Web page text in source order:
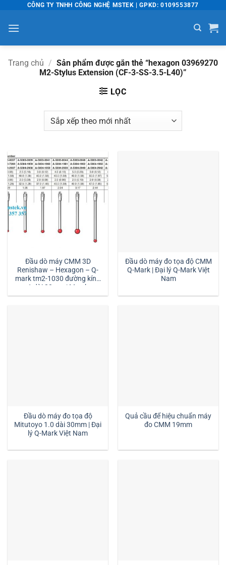
nội
dung
CÔNG TY TNHH CÔNG NGHỆ MSTEK | GPKD: 0109553877
Trang chủ / Sản phẩm được gắn thẻ “hexagon 03969270
M2-Stylus Extension (CF-3-SS-3.5-L40)”
LỌC
Đầu dò máy CMM 3D
Renishaw – Hexagon – Q-
mark tm2-1030 đường kính
1 dài 30mm:| Mstek
Technology
Đầu dò máy đo tọa độ CMM
Q-Mark | Đại lý Q-Mark Việt
Nam
Đầu dò máy đo tọa độ
Mitutoyo 1.0 dài 30mm | Đại
lý Q-Mark Việt Nam
Quả cầu để hiệu chuẩn máy
đo CMM 19mm